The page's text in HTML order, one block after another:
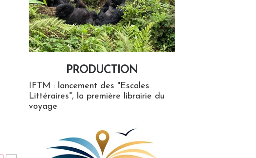
PRODUCTION
IFTM : lancement des "Escales
Littéraires", la première librairie du
voyage